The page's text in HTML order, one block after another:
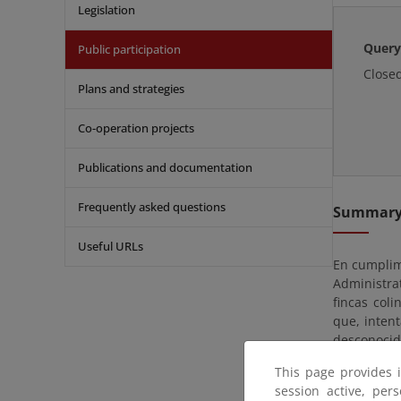
Legislation
Public participation
Plans and strategies
Co-operation projects
Publications and documentation
Frequently asked questions
Useful URLs
En
fincas
que,
Se tramita
This page provides
session active,